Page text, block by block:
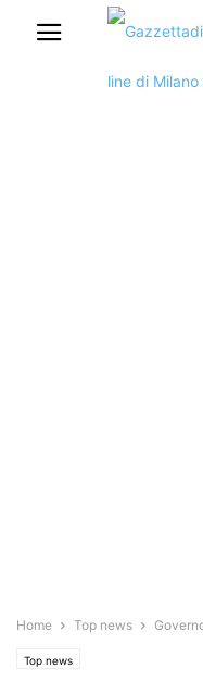
Home Top news
Top news